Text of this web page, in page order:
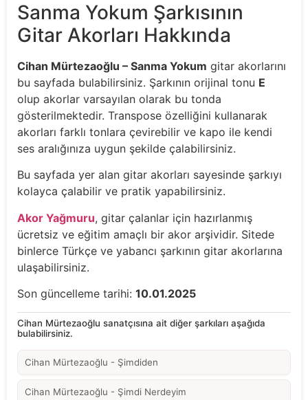
Sanma Yokum Şarkısının
Gitar Akorları Hakkında
Cihan Mürtezaoğlu – Sanma Yokum gitar akorlarını
bu sayfada bulabilirsiniz. Şarkının orijinal tonu E
olup akorlar varsayılan olarak bu tonda
gösterilmektedir. Transpose özelliğini kullanarak
akorları farklı tonlara çevirebilir ve kapo ile kendi
ses aralığınıza uygun şekilde çalabilirsiniz.
Bu sayfada yer alan gitar akorları sayesinde şarkıyı
kolayca çalabilir ve pratik yapabilirsiniz.
Akor Yağmuru, gitar çalanlar için hazırlanmış
ücretsiz ve eğitim amaçlı bir akor arşividir. Sitede
binlerce Türkçe ve yabancı şarkının gitar akorlarına
ulaşabilirsiniz.
Son güncelleme tarihi: 10.01.2025
Cihan Mürtezaoğlu sanatçısına ait diğer şarkıları aşağıda
bulabilirsiniz.
Cihan Mürtezaoğlu - Şimdiden
Cihan Mürtezaoğlu - Şimdi Nerdeyim